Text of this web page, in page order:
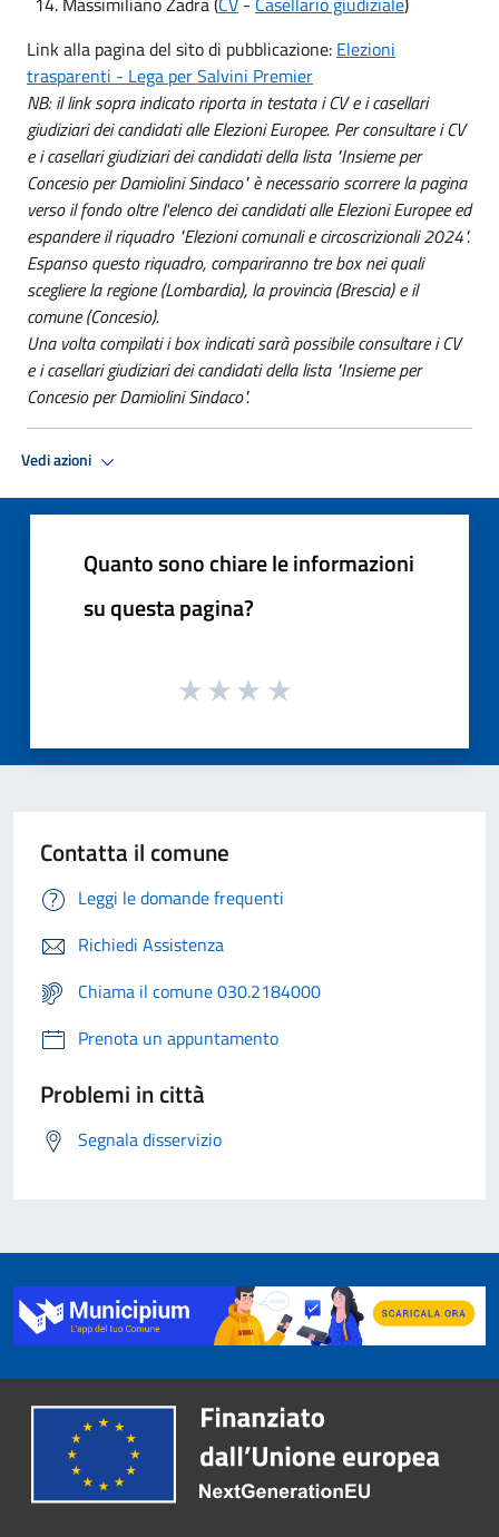
Link alla pagina del sito di pubblicazione: Elezioni
trasparenti - Lega per Salvini Premier
NB: il link sopra indicato riporta in testata i CV e i casellari
giudiziari dei candidati alle Elezioni Europee. Per consultare i CV
e i casellari giudiziari dei candidati della lista "Insieme per
Concesio per Damiolini Sindaco" è necessario scorrere la pagina
verso il fondo oltre l'elenco dei candidati alle Elezioni Europee ed
espandere il riquadro "Elezioni comunali e circoscrizionali 2024".
Espanso questo riquadro, compariranno tre box nei quali
scegliere la regione (Lombardia), la provincia (Brescia) e il
comune (Concesio).
Una volta compilati i box indicati sarà possibile consultare i CV
e i casellari giudiziari dei candidati della lista "Insieme per
Concesio per Damiolini Sindaco".
Vedi azioni
Quanto sono chiare le informazioni
su questa pagina?
Contatta il comune
Leggi le domande frequenti
Richiedi Assistenza
Chiama il comune 030.2184000
Prenota un appuntamento
Problemi in città
Segnala disservizio